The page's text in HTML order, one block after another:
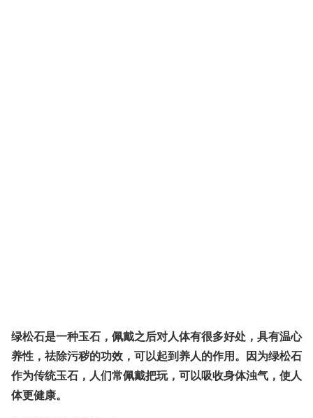
绿松石是一种玉石，佩戴之后对人体有很多好处，具有温心
养性，祛除污秽的功效，可以起到养人的作用。因为绿松石
作为传统玉石，人们常佩戴把玩，可以吸收身体浊气，使人
体更健康。